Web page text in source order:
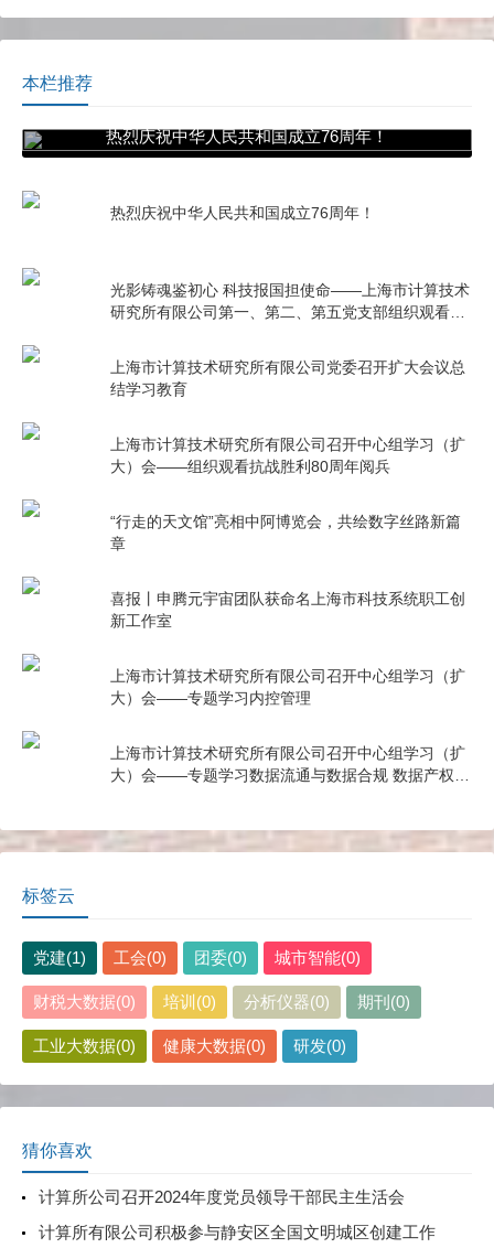
本栏推荐
热烈庆祝中华人民共和国成立76周年！
热烈庆祝中华人民共和国成立76周年！
光影铸魂鉴初心 科技报国担使命——上海市计算技术
研究所有限公司第一、第二、第五党支部组织观看电
上海市计算技术研究所有限公司党委召开扩大会议总
结学习教育
上海市计算技术研究所有限公司召开中心组学习（扩
大）会——组织观看抗战胜利80周年阅兵
“行走的天文馆”亮相中阿博览会，共绘数字丝路新篇
章
喜报丨申腾元宇宙团队获命名上海市科技系统职工创
新工作室
上海市计算技术研究所有限公司召开中心组学习（扩
大）会——专题学习内控管理
上海市计算技术研究所有限公司召开中心组学习（扩
大）会——专题学习数据流通与数据合规 数据产权与
标签云
党建(1) 工会(0) 团委(0) 城市智能(0)
财税大数据(0) 培训(0) 分析仪器(0) 期刊(0)
工业大数据(0) 健康大数据(0) 研发(0)
猜你喜欢
计算所公司召开2024年度党员领导干部民主生活会
计算所有限公司积极参与静安区全国文明城区创建工作